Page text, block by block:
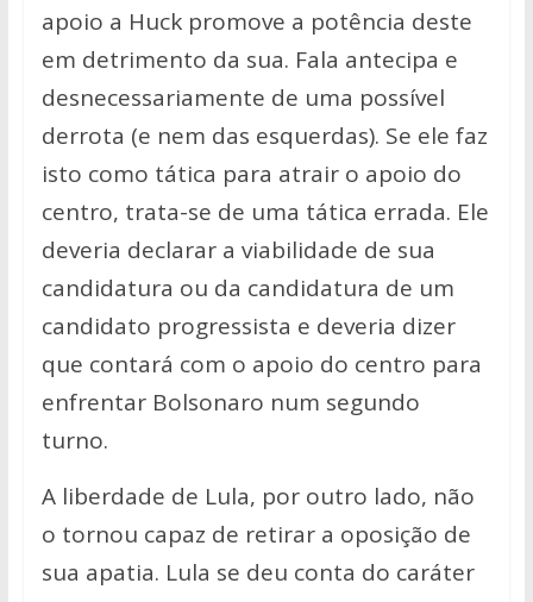
apoio a Huck promove a potência deste
em detrimento da sua. Fala antecipa e
desnecessariamente de uma possível
derrota (e nem das esquerdas). Se ele faz
isto como tática para atrair o apoio do
centro, trata-se de uma tática errada. Ele
deveria declarar a viabilidade de sua
candidatura ou da candidatura de um
candidato progressista e deveria dizer
que contará com o apoio do centro para
enfrentar Bolsonaro num segundo
turno.
A liberdade de Lula, por outro lado, não
o tornou capaz de retirar a oposição de
sua apatia. Lula se deu conta do caráter